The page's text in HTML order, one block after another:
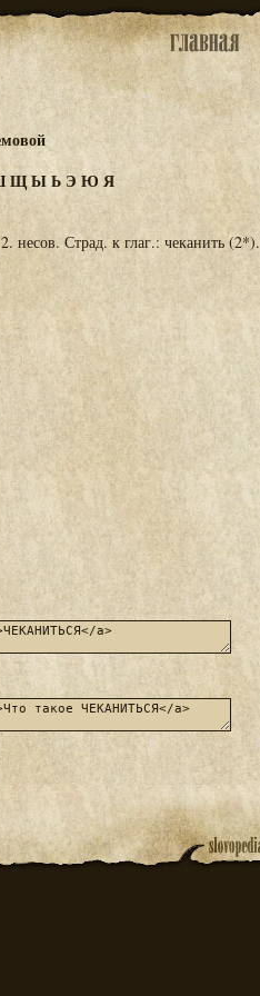
ЩЫЬ Э Ю Я
несов. Страд. к глаг.: чеканить (2*).